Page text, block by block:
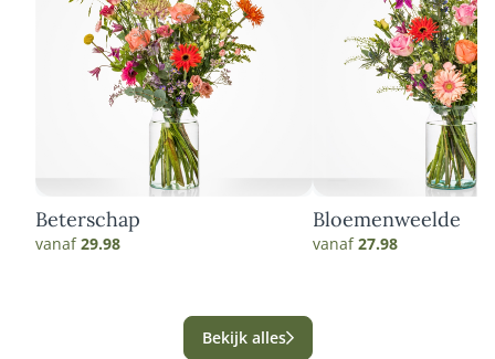
Beterschap
vanaf29.98
Bloemenweelde
vanaf27.98
Bekijk alles